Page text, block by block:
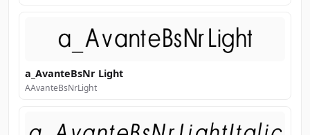
a_AvanteBsNr Light
AAvanteBsNrLight